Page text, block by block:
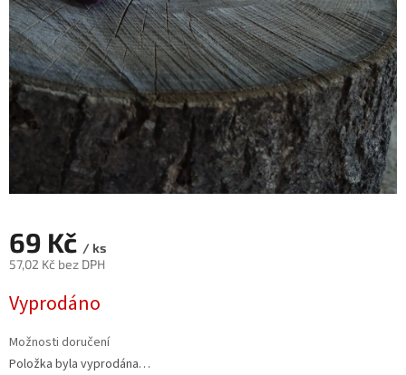
69 Kč / ks
57,02 Kč bez DPH
cena:
Vyprodáno
Možnosti doručení
Položka byla vyprodána…